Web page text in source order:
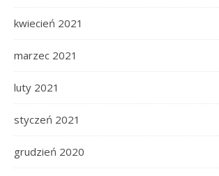
kwiecień 2021
marzec 2021
luty 2021
styczeń 2021
grudzień 2020